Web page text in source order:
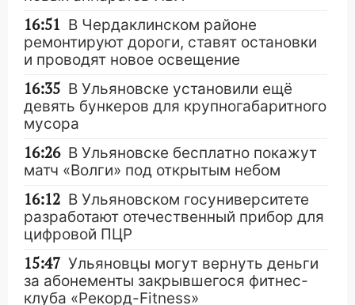
16:51 В Чердаклинском районе
ремонтируют дороги, ставят остановки
и проводят новое освещение
16:35 В Ульяновске установили ещё
девять бункеров для крупногабаритного
мусора
16:26 В Ульяновске бесплатно покажут
матч «Волги» под открытым небом
16:12 В Ульяновском госуниверситете
разработают отечественный прибор для
цифровой ПЦР
15:47 Ульяновцы могут вернуть деньги
за абонементы закрывшегося фитнес-
клуба «Рекорд-Fitness»